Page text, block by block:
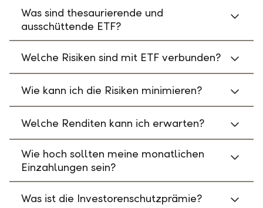
Was sind thesaurierende und
ausschüttende ETF?
Welche Risiken sind mit ETF verbunden?
Wie kann ich die Risiken minimieren?
Welche Renditen kann ich erwarten?
Wie hoch sollten meine monatlichen
Einzahlungen sein?
Was ist die Investorenschutzprämie?